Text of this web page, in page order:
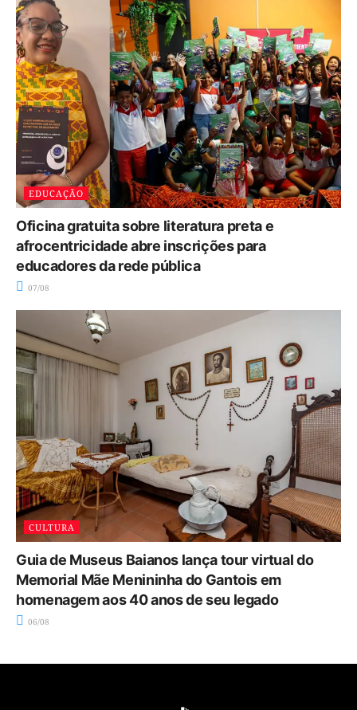
EDUCAÇÃO
Oficina gratuita sobre literatura preta e
afrocentricidade abre inscrições para
educadores da rede pública
07/08
CULTURA
Guia de Museus Baianos lança tour virtual do
Memorial Mãe Menininha do Gantois em
homenagem aos 40 anos de seu legado
06/08